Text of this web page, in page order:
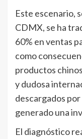
Este escenario,
CDMX, se ha
60% en ventas
como
productos
y dudosa
descargados
generado una
El diagnóstico